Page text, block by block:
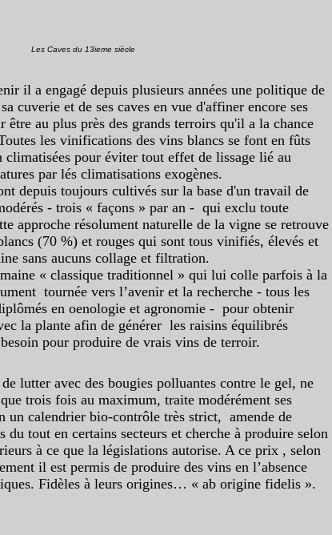
Les Caves du 13ieme siècle
il a engagé depuis plusieurs années une politique de
cuverie et de ses caves en vue d'affiner encore ses
au plus près des grands terroirs qu'il a la chance
les vinifications des vins blancs se font en fûts
climatisées pour éviter tout effet de lissage lié au
par lés climatisations exogènes.
depuis toujours cultivés sur la base d'un travail de
- trois « façons » par an - qui exclu toute
approche résolument naturelle de la vigne se retrouve
(70 %) et rouges qui sont tous vinifiés, élevés et
sans aucuns collage et filtration.
« classique traditionnel » qui lui colle parfois à la
tournée vers l’avenir et la recherche - tous les
en oenologie et agronomie - pour obtenir
la plante afin de générer les raisins équilibrés
pour produire de vrais vins de terroir.
lutter avec des bougies polluantes contre le gel, ne
trois fois au maximum, traite modérément ses
un calendrier bio-contrôle très strict, amende de
du tout en certains secteurs et cherche à produire selon
à ce que la législations autorise. A ce prix , selon
il est permis de produire des vins en l’absence
Fidèles à leurs origines… « ab origine fidelis ».